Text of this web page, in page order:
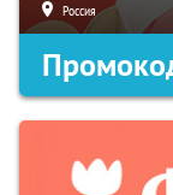
Россия